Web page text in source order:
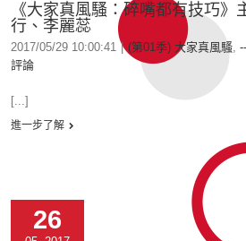
《大家真風騷：碎嘴都有技巧》
行、李麗蕊
2017/05/29 10:00:41 | (第01季) 大家真風騷,
評論
[...]
進一步了解
26